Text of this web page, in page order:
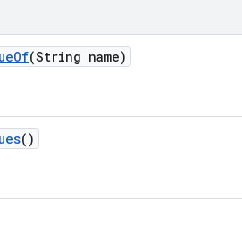
Of(String name)
()